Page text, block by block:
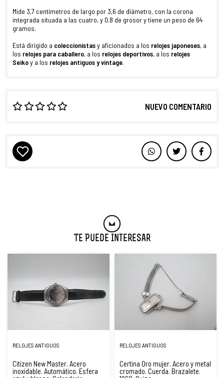
Mide 3,7 centímetros de largo por 3,6 de diámetro, con la corona
integrada situada a las cuatro, y 0,8 de grosor y tiene un peso de 64
gramos.
Está dirigido a coleccionistasy aficionados a los relojes japoneses, a
los relojes para caballero, a los relojes deportivos, a los relojes
Seikoy a los relojes antiguos y vintage.
NUEVO COMENTARIO
Te Puede Interesar
RELOJES ANTIGUOS
Citizen New Master. Acero
inoxidable. Automático. Esfera
RELOJES ANTIGUOS
Certina Oro mujer. Acero y metal
cromado. Cuerda. Brazalete.